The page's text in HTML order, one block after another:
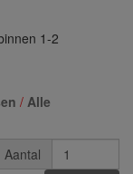
1-2
/ Alle
Aantal